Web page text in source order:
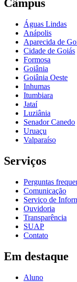
Câmpus
Águas Lindas
Anápolis
Aparecida de
Cidade de Goiás
Formosa
Goiânia
Goiânia Oeste
Inhumas
Itumbiara
Jataí
Luziânia
Senador Canedo
Uruaçu
Valparaíso
Serviços
Perguntas
Comunicação
Serviço de
Ouvidoria
Transparência
SUAP
Contato
Em destaque
Aluno